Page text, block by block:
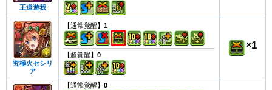
王道遊我
究極火セシリ
ア
【通常覚醒】 1
【超覚醒】 0
×1
【通常覚醒】 0